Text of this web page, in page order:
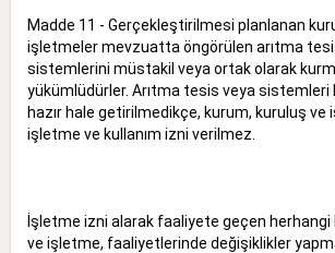
Madde 11 - Gerçekleştirilmesi planlanan
işletmeler mevzuatta öngörülen arıtma
sistemlerini müstakil veya ortak olarak
yükümlüdürler. Arıtma tesis veya
hazır hale getirilmedikçe, kurum, kuruluş ve
işletme ve kullanım izni verilmez.
İşletme izni alarak faaliyete geçen herhangi
ve işletme, faaliyetlerinde değişiklikler